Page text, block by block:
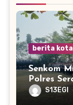
berita
Senkom
Polres
Musim
S13EGI